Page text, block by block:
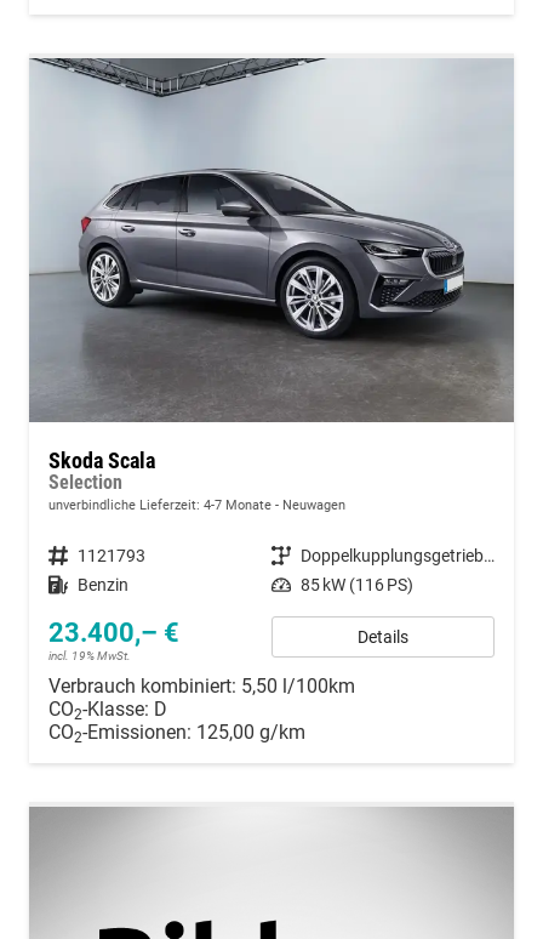
Skoda Scala
Selection
unverbindliche Lieferzeit: 4-7 Monate Neuwagen
Fahrzeugnummer 1121793 Getriebe
Doppelkupplungsgetriebe (DSG)
Kraftstoff Benzin Leistung 85 kW (116 PS)
23.400,– €
incl. 19% MwSt.
Details
Verbrauch kombiniert: 5,50 l/100km
CO2-Klasse: D
CO2-Emissionen: 125,00 g/km